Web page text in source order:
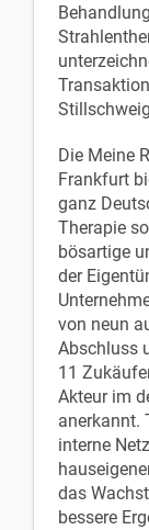
Die Meine
Frankfurt
ganz
Therapie
bösartige
der
von neun
Abschluss
11
Akteur im
anerkannt.
interne
das
bessere